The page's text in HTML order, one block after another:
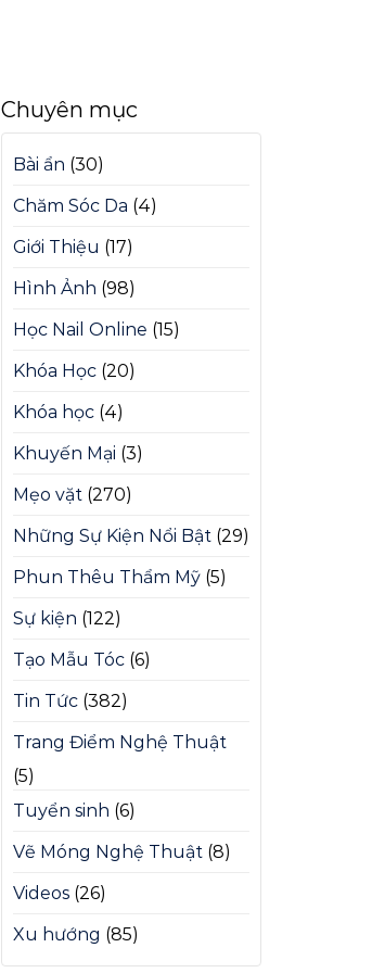
Chuyên mục
Bài ẩn (30)
Chăm Sóc Da (4)
Giới Thiệu (17)
Hình Ảnh (98)
Học Nail Online (15)
Khóa Học (20)
Khóa học (4)
Khuyến Mại (3)
Mẹo vặt (270)
Những Sự Kiện Nổi Bật (29)
Phun Thêu Thẩm Mỹ (5)
Sự kiện (122)
Tạo Mẫu Tóc (6)
Tin Tức (382)
Trang Điểm Nghệ Thuật
(5)
Tuyển sinh (6)
Vẽ Móng Nghệ Thuật (8)
Videos (26)
Xu hướng (85)